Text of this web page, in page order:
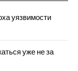
уязвимости
уже не за